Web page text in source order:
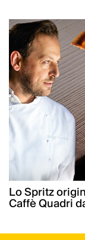
Lo Spritz
Caffè Quadri